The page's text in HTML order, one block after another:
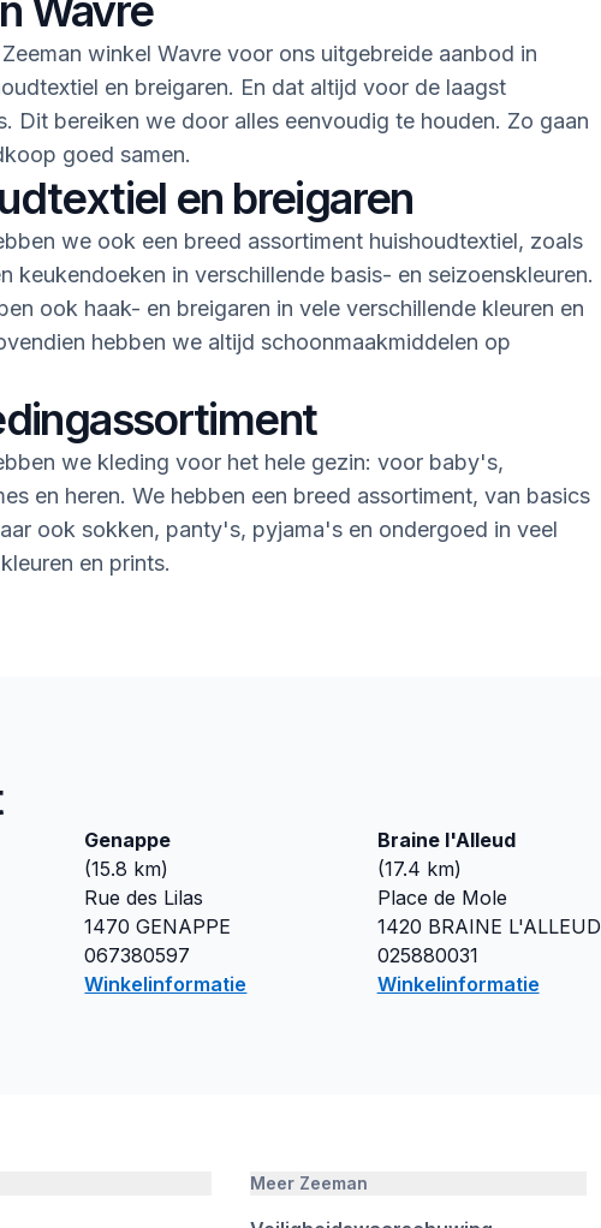
Wavre
winkel Wavre voor ons uitgebreide aanbod in
en breigaren. En dat altijd voor de laagst
Dit bereiken we door alles eenvoudig te houden. Zo gaan
goed samen.
en breigaren
we ook een breed assortiment huishoudtextiel, zoals
keukendoeken in verschillende basis- en seizoenskleuren.
ook haak- en breigaren in vele verschillende kleuren en
hebben we altijd schoonmaakmiddelen op
we kleding voor het hele gezin: voor baby's,
en heren. We hebben een breed assortiment, van basics
ook sokken, panty's, pyjama's en ondergoed in veel
en prints.
Genappe
(15.8 km)
Rue des Lilas
1470 GENAPPE
067380597
Winkelinformatie
Braine l'Alleud
(17.4 km)
Place de Mole
1420 BRAINE L'ALLEUD
025880031
Winkelinformatie
Meer Zeeman